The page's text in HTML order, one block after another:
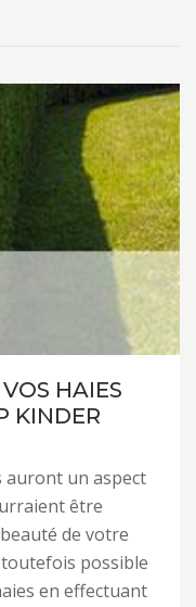
HAIES
KINDER
auront un aspect
être
de votre
possible
en effectuant